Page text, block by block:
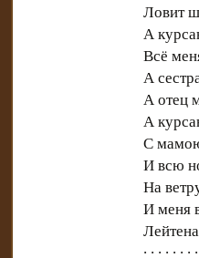
Ловит
А
Всё
А
А отец
А
С
И всю
На
И меня
. . . . . . .